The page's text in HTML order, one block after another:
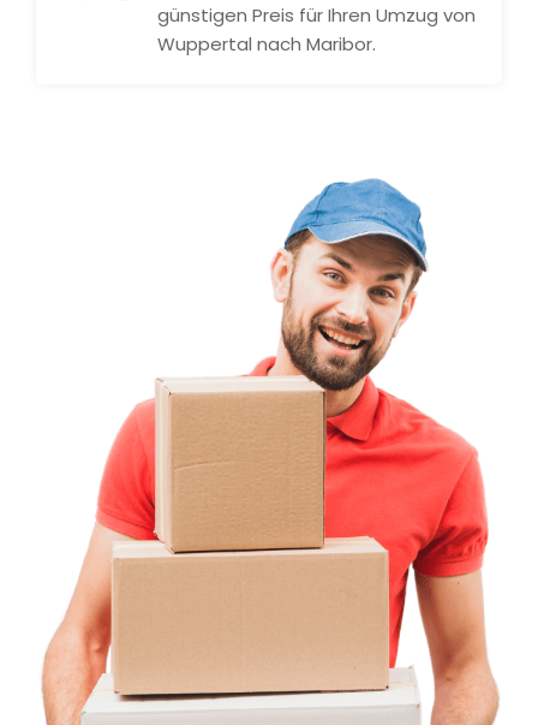
günstigen Preis für Ihren Umzug von
Wuppertal nach Maribor.